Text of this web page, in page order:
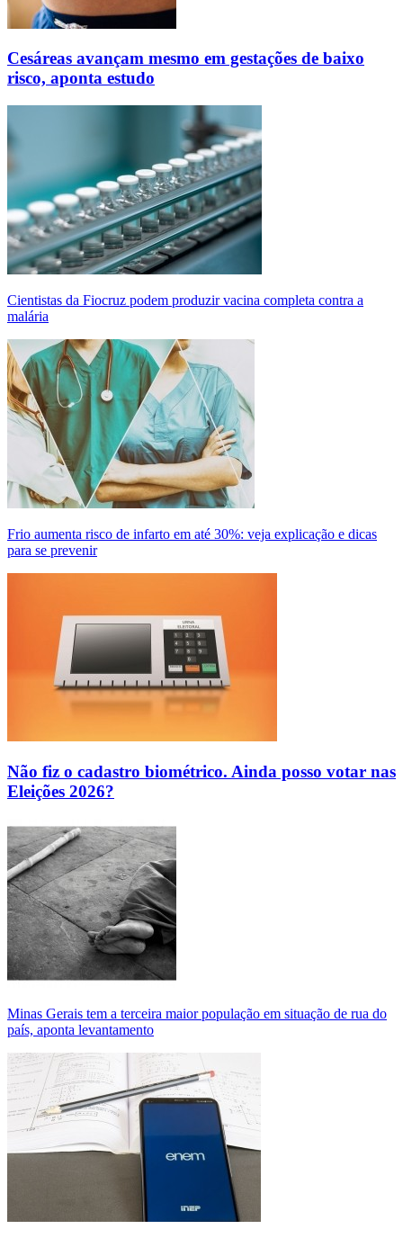
Cesáreas avançam mesmo em gestações de baixo
risco, aponta estudo
Cientistas da Fiocruz podem produzir vacina completa contra a
malária
Frio aumenta risco de infarto em até 30%: veja explicação e dicas
para se prevenir
Não fiz o cadastro biométrico. Ainda posso votar nas
Eleições 2026?
Minas Gerais tem a terceira maior população em situação de rua do
país, aponta levantamento